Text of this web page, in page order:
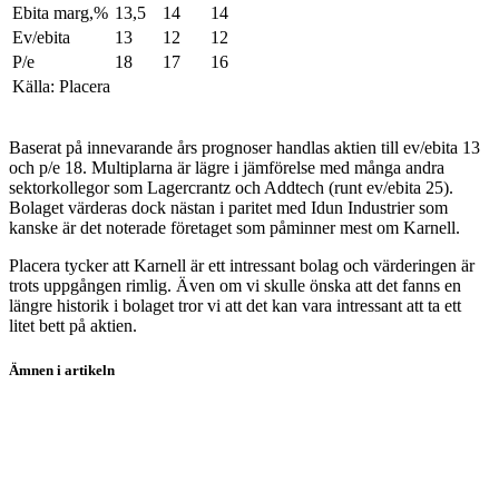
Ebita marg,% 13,5 14
14
Ev/ebita
13 12
12
P/e
18 17
16
Källa: Placera
Baserat på innevarande års prognoser handlas aktien till ev/ebita 13
och p/e 18. Multiplarna är lägre i jämförelse med många andra
sektorkollegor som Lagercrantz och Addtech (runt ev/ebita 25).
Bolaget värderas dock nästan i paritet med Idun Industrier som
kanske är det noterade företaget som påminner mest om Karnell.
Placera tycker att Karnell är ett intressant bolag och värderingen är
trots uppgången rimlig. Även om vi skulle önska att det fanns en
längre historik i bolaget tror vi att det kan vara intressant att ta ett
litet bett på aktien.
Ämnen i artikeln